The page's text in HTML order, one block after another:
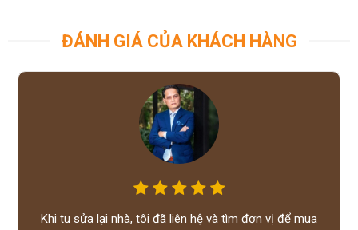
ĐÁNH GIÁ CỦA KHÁCH HÀNG
Khi tu sửa lại nhà, tôi đã liên hệ và tìm đơn vị để mua